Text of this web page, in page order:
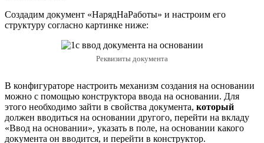
Создадим документ «НарядНаРаботы» и настроим его
структуру согласно картинке ниже:
Реквизиты документа
В конфигураторе настроить механизм создания на основании
можно с помощью конструктора ввода на основании. Для
этого необходимо зайти в свойства документа, который
должен вводиться на основании другого, перейти на вкладу
«Ввод на основании», указать в поле, на основании какого
документа он вводится, и перейти в конструктор.